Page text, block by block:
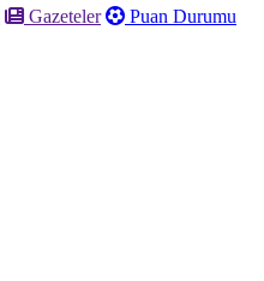
Gazeteler
Puan Durumu